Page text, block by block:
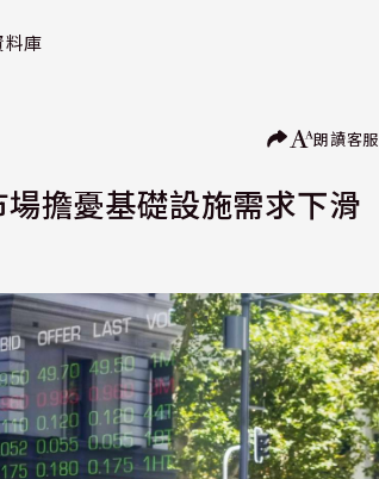
料庫
朗讀客服
擔憂基礎設施需求下滑